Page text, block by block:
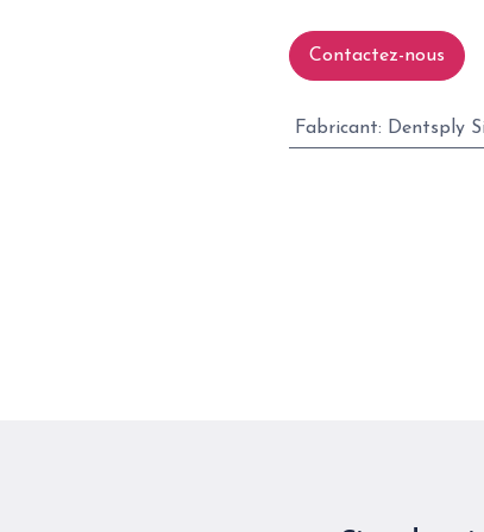
Contactez-nous
Fabricant: Dentsply